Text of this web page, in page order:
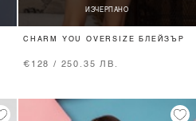
ИЗЧЕРПАНО
CHARM YOU OVERSIZE БЛЕЙЗЪР
€128 / 250.35 ЛВ.